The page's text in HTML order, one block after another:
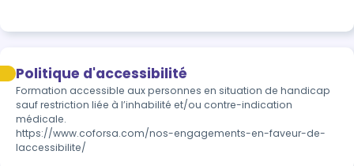
Politique d'accessibilité
Formation accessible aux personnes en situation de handicap
sauf restriction liée à l’inhabilité et/ou contre-indication
médicale.
https://www.coforsa.com/nos-engagements-en-faveur-de-
laccessibilite/